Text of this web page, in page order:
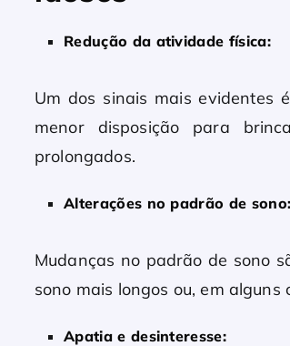
Redução da atividade física:
Um dos sinais mais evidentes
menor disposição para
prolongados.
Alterações no padrão de sono:
Mudanças no padrão de sono
sono mais longos ou, em
Apatia e desinteresse: